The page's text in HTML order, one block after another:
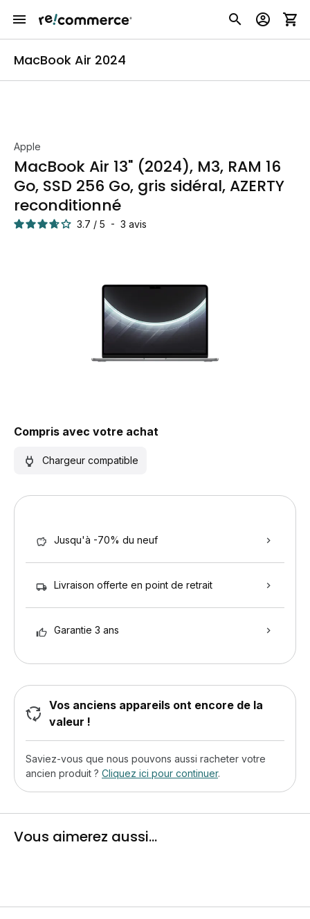
MacBook Air 2024
Apple
MacBook Air 13" (2024), M3, RAM 16
Go, SSD 256 Go, gris sidéral, AZERTY
reconditionné
3.7 / 5 - 3 avis
Compris avec votre achat
Chargeur compatible
Jusqu'à -70% du neuf
Livraison offerte en point de retrait
Garantie 3 ans
Vos anciens appareils ont encore de la
valeur !
Saviez-vous que nous pouvons aussi racheter votre
ancien produit ? Cliquez ici pour continuer.
Vous aimerez aussi...